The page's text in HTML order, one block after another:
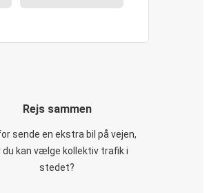
Rejs sammen
sende en ekstra bil på vejen,
du kan vælge kollektiv trafik i
stedet?